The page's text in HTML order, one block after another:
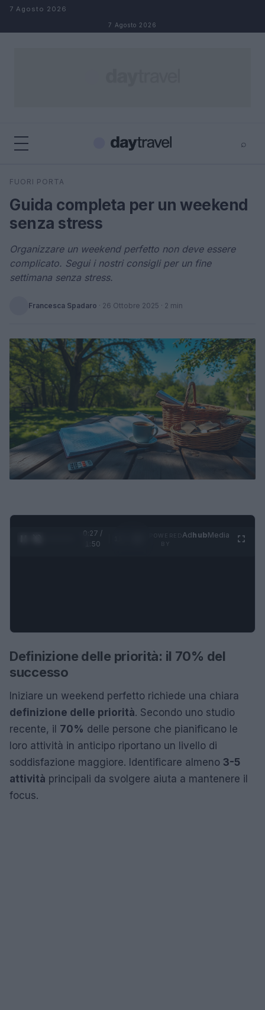
Salta al contenuto
7 Agosto 2026
7 Agosto 2026
⌕
Cerca
FUORI PORTA
Guida completa per un weekend
senza stress
Organizzare un weekend perfetto non deve essere
complicato. Segui i nostri consigli per un fine
settimana senza stress.
Francesca Spadaro · 26 Ottobre 2025 · 2 min
0:28 /
1:50
AdhubMedia
Definizione delle priorità: il 70% del
successo
Iniziare un weekend perfetto richiede una chiara
definizione delle priorità. Secondo uno studio
recente, il 70% delle persone che pianificano le
loro attività in anticipo riportano un livello di
soddisfazione maggiore. Identificare almeno 3-5
attività principali da svolgere aiuta a mantenere il
focus.